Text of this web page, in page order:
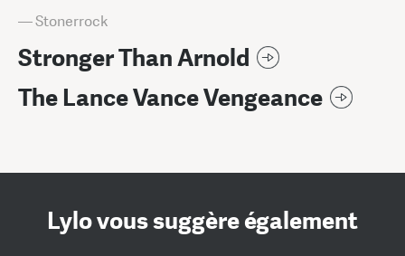
— Stonerrock
Stronger Than Arnold
The Lance Vance Vengeance
Lylo vous suggère également